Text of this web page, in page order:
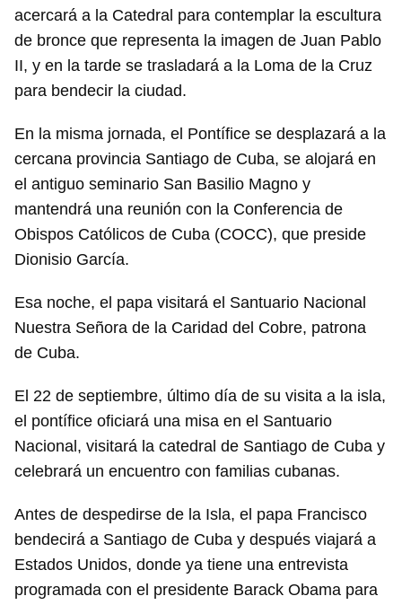
Para poder guardar como favorito, primero has de
iniciar sesión con tu cuenta de 14ymedio.
acercará a la Catedral para contemplar la escultura
de bronce que representa la imagen de Juan Pablo
II, y en la tarde se trasladará a la Loma de la Cruz
para bendecir la ciudad.
En la misma jornada, el Pontífice se desplazará a la
cercana provincia Santiago de Cuba, se alojará en
el antiguo seminario San Basilio Magno y
mantendrá una reunión con la Conferencia de
Obispos Católicos de Cuba (COCC), que preside
Dionisio García.
Esa noche, el papa visitará el Santuario Nacional
Nuestra Señora de la Caridad del Cobre, patrona
de Cuba.
El 22 de septiembre, último día de su visita a la isla,
el pontífice oficiará una misa en el Santuario
Nacional, visitará la catedral de Santiago de Cuba y
celebrará un encuentro con familias cubanas.
Antes de despedirse de la Isla, el papa Francisco
bendecirá a Santiago de Cuba y después viajará a
Estados Unidos, donde ya tiene una entrevista
programada con el presidente Barack Obama para